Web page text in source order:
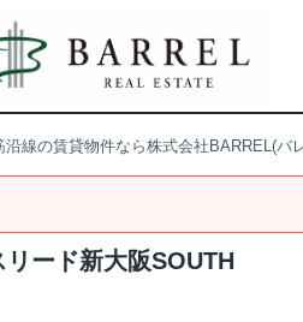
沿線の賃貸物件なら株式会社BARREL(バ
リード新大阪SOUTH